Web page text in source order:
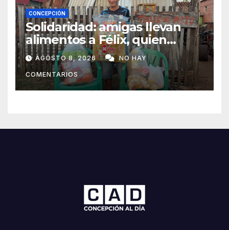
CONCEPCIÓN
Solidaridad: amigas llevan
alimentos a Félix, quien
ahora vende caramelos para
subsistir
AGOSTO 8, 2026 NO HAY
COMENTARIOS